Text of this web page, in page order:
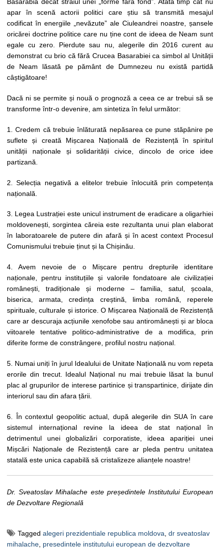
apar în scenă actorii politici care știu să transmită mesajul
codificat în energiile „nevăzute” ale Ciuleandrei noastre, șansele
oricărei doctrine politice care nu ține cont de ideea de Neam sunt
egale cu zero. Pierdute sau nu, alegerile din 2016 curent au
demonstrat cu brio că fără Crucea Basarabiei ca simbol al Unității
de Neam lăsată pe pământ de Dumnezeu nu există partidă
câștigătoare!
Dacă ni se permite și nouă o prognoză a ceea ce ar trebui să se
transforme într-o devenire, am sintetiza în felul următor:
1. Credem că trebuie înlăturată nepăsarea ce pune stăpânire pe
suflete și creată Mișcarea Națională de Rezistență în spiritul
unității naționale și solidarității civice, dincolo de orice idee
partizană.
2. Selecția negativă a elitelor trebuie înlocuită prin competența
națională.
3. Legea Lustrației este unicul instrument de eradicare a oligarhiei
moldovenești, sorgintea căreia este rezultanta unui plan elaborat
în laboratoarele de putere din afară și în acest context Procesul
Comunismului trebuie ținut și la Chișinău.
4. Avem nevoie de o Mișcare pentru drepturile identitare
naționale, pentru instituțiile și valorile fondatoare ale civilizației
românești, tradiționale și moderne – familia, satul, școala,
biserica, armata, credința creștină, limba română, reperele
spirituale, culturale și istorice. O Mișcarea Națională de Rezistență
care ar descuraja acțiunile xenofobe sau antiromânești și ar bloca
viitoarele tentative politico-administrative de a modifica, prin
diferite forme de constrângere, profilul nostru național.
5. Numai uniți în jurul Idealului de Unitate Națională nu vom repeta
erorile din trecut. Idealul Național nu mai trebuie lăsat la bunul
plac al grupurilor de interese partinice și transpartinice, dirijate din
interiorul sau din afara țării.
6. În contextul geopolitic actual, după alegerile din SUA în care
sistemul internațional revine la ideea de stat național în
detrimentul unei globalizări corporatiste, ideea apariției unei
Mișcări Naționale de Rezistență care ar pleda pentru unitatea
statală este unica capabilă să cristalizeze alianțele noastre!
Dr. Sveatoslav Mihalache este președintele Institutului European
de Dezvoltare Regională
Tagged alegeri prezidentiale republica moldova dr sveatoslav
mihalache presedintele institutului european de dezvoltare